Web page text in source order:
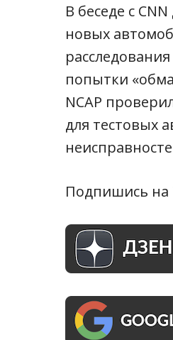
В беседе с
новых
попытки
NCAP
для тестовых
Подпишись на